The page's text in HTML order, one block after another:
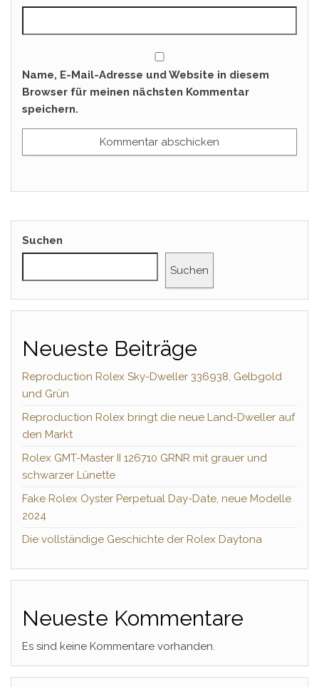
Name, E-Mail-Adresse und Website in diesem
Browser für meinen nächsten Kommentar
speichern.
Suchen
Suchen
Neueste Beiträge
Reproduction Rolex Sky-Dweller 336938, Gelbgold
und Grün
Reproduction Rolex bringt die neue Land-Dweller auf
den Markt
Rolex GMT-Master II 126710 GRNR mit grauer und
schwarzer Lünette
Fake Rolex Oyster Perpetual Day-Date, neue Modelle
2024
Die vollständige Geschichte der Rolex Daytona
Neueste Kommentare
Es sind keine Kommentare vorhanden.